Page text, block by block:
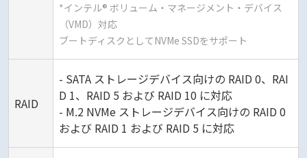
*インテル® ボリューム・マネージメント・デバイス
（VMD）対応
ブートディスクとしてNVMe SSDをサポート
RAID
- SATA ストレージデバイス向けの RAID 0、RAI
D 1、RAID 5 および RAID 10 に対応
- M.2 NVMe ストレージデバイス向けの RAID 0
および RAID 1 および RAID 5 に対応